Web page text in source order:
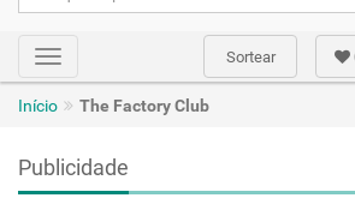
Toggle
navigation
Sortear
Início The Factory Club
Publicidade